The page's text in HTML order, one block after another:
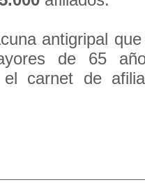
antigripal
de 65
carnet de